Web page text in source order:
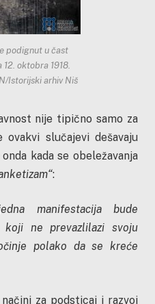
podignut u čast
oktobra 1918.
Istorijski arhiv Niš
nije tipično samo za
slučajevi dešavaju
kada se obeležavanja
:
manifestacija bude
koji ne prevazlilazi svoju
polako da se kreće
za podsticaj i razvoj